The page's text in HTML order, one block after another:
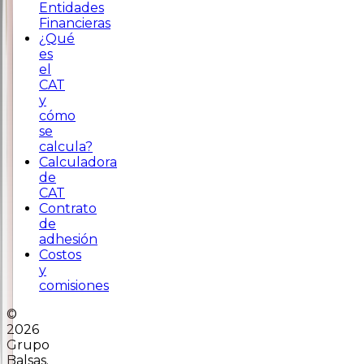
Entidades
Financieras
¿Qué
es
el
CAT
y
cómo
se
calcula?
Calculadora
de
CAT
Contrato
de
adhesión
Costos
y
comisiones
©
2026
Grupo
Balsas.